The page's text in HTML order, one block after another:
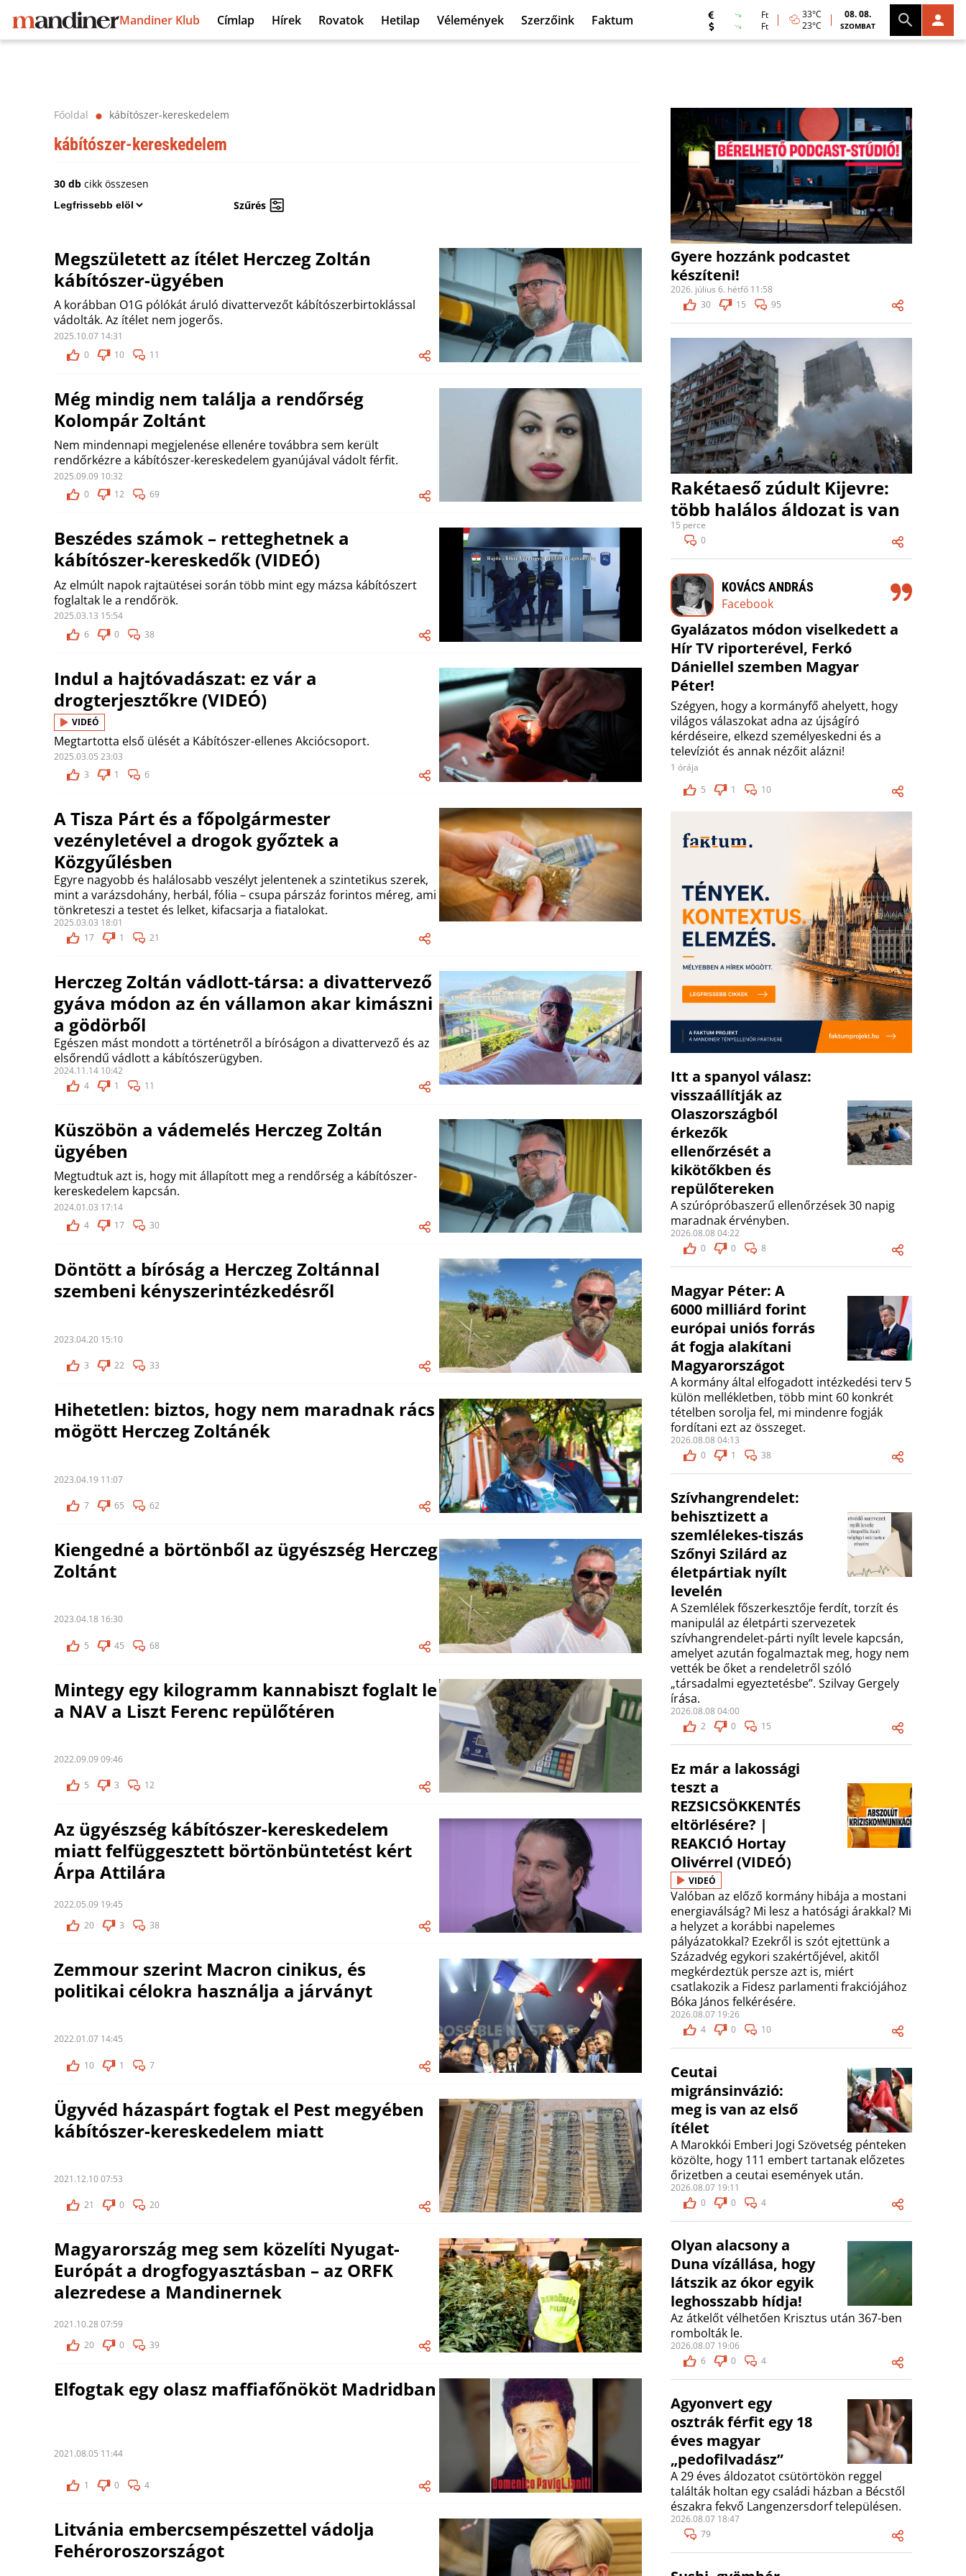
Mandiner Klub Címlap Hírek Rovatok Hetilap Vélemények Szerzőink Faktum
Ft
Ft
33°C
23°C
08. 08.
SZOMBAT
Főoldal ⬤ kábítószer-kereskedelem
kábítószer-kereskedelem
30 db cikk összesen
Szűrés
Megszületett az ítélet Herczeg Zoltán
kábítószer-ügyében
A korábban O1G pólókát áruló divattervezőt kábítószerbirtoklással
vádolták. Az ítélet nem jogerős.
2025.10.07 14:31
0
10 11
Még mindig nem találja a rendőrség
Kolompár Zoltánt
Nem mindennapi megjelenése ellenére továbbra sem került
rendőrkézre a kábítószer-kereskedelem gyanújával vádolt férfit.
2025.09.09 10:32
0
12 69
Beszédes számok – retteghetnek a
kábítószer-kereskedők (VIDEÓ)
Az elmúlt napok rajtaütései során több mint egy mázsa kábítószert
foglaltak le a rendőrök.
2025.03.13 15:54
6
0 38
Indul a hajtóvadászat: ez vár a
drogterjesztőkre (VIDEÓ)
VIDEÓ
Megtartotta első ülését a Kábítószer-ellenes Akciócsoport.
2025.03.05 23:03
3
1 6
A Tisza Párt és a főpolgármester
vezényletével a drogok győztek a
Közgyűlésben
Egyre nagyobb és halálosabb veszélyt jelentenek a szintetikus szerek,
mint a varázsdohány, herbál, fólia – csupa párszáz forintos méreg, ami
tönkreteszi a testet és lelket, kifacsarja a fiatalokat.
2025.03.03 18:01
17
1 21
Herczeg Zoltán vádlott-társa: a divattervező
gyáva módon az én vállamon akar kimászni
a gödörből
Egészen mást mondott a történetről a bíróságon a divattervező és az
elsőrendű vádlott a kábítószerügyben.
2024.11.14 10:42
4
1 11
Küszöbön a vádemelés Herczeg Zoltán
ügyében
Megtudtuk azt is, hogy mit állapított meg a rendőrség a kábítószer-
kereskedelem kapcsán.
2024.01.03 17:14
4
17 30
Döntött a bíróság a Herczeg Zoltánnal
szembeni kényszerintézkedésről
2023.04.20 15:10
3 22 33
Hihetetlen: biztos, hogy nem maradnak rács
mögött Herczeg Zoltánék
2023.04.19 11:07
7 65 62
Kiengedné a börtönből az ügyészség Herczeg
Zoltánt
2023.04.18 16:30
5 45 68
Mintegy egy kilogramm kannabiszt foglalt le
a NAV a Liszt Ferenc repülőtéren
2022.09.09 09:46
5 3 12
Az ügyészség kábítószer-kereskedelem
miatt felfüggesztett börtönbüntetést kért
Árpa Attilára
2022.05.09 19:45
20
3 38
Zemmour szerint Macron cinikus, és
politikai célokra használja a járványt
2022.01.07 14:45
10 1 7
Ügyvéd házaspárt fogtak el Pest megyében
kábítószer-kereskedelem miatt
2021.12.10 07:53
21 0 20
Magyarország meg sem közelíti Nyugat-
Európát a drogfogyasztásban – az ORFK
alezredese a Mandinernek
2021.10.28 07:59
20
0 39
Elfogtak egy olasz maffiafőnököt Madridban
2021.08.05 11:44
1 0 4
Litvánia embercsempészettel vádolja
Fehéroroszországot
Gyere hozzánk podcastet
készíteni!
2026. július 6. hétfő 11:58
30
15 95
Rakétaeső zúdult Kijevre:
több halálos áldozat is van
15 perce
0
KOVÁCS ANDRÁS
Facebook
Gyalázatos módon viselkedett a
Hír TV riporterével, Ferkó
Dániellel szemben Magyar
Péter!
Szégyen, hogy a kormányfő ahelyett, hogy
világos válaszokat adna az újságíró
kérdéseire, elkezd személyeskedni és a
televíziót és annak nézőit alázni!
1 órája
5
1 10
Itt a spanyol válasz:
visszaállítják az
Olaszországból
érkezők
ellenőrzését a
kikötőkben és
repülőtereken
A szúrópróbaszerű ellenőrzések 30 napig
maradnak érvényben.
2026.08.08 04:22
0
0 8
Magyar Péter: A
6000 milliárd forint
európai uniós forrás
át fogja alakítani
Magyarországot
A kormány által elfogadott intézkedési terv 5
külön mellékletben, több mint 60 konkrét
tételben sorolja fel, mi mindenre fogják
fordítani ezt az összeget.
2026.08.08 04:13
0
1 38
Szívhangrendelet:
behisztizett a
szemlélekes-tiszás
Szőnyi Szilárd az
életpártiak nyílt
levelén
A Szemlélek főszerkesztője ferdít, torzít és
manipulál az életpárti szervezetek
szívhangrendelet-párti nyílt levele kapcsán,
amelyet azután fogalmaztak meg, hogy nem
vették be őket a rendeletről szóló
„társadalmi egyeztetésbe”. Szilvay Gergely
írása.
2026.08.08 04:00
2
0 15
Ez már a lakossági
teszt a
REZSICSÖKKENTÉS
eltörlésére? |
REAKCIÓ Hortay
Olivérrel (VIDEÓ)
VIDEÓ
Valóban az előző kormány hibája a mostani
energiaválság? Mi lesz a hatósági árakkal? Mi
a helyzet a korábbi napelemes
pályázatokkal? Ezekről is szót ejtettünk a
Századvég egykori szakértőjével, akitől
megkérdeztük persze azt is, miért
csatlakozik a Fidesz parlamenti frakciójához
Bóka János felkérésére.
2026.08.07 19:26
4
0 10
Ceutai
migránsinvázió:
meg is van az első
ítélet
A Marokkói Emberi Jogi Szövetség pénteken
közölte, hogy 111 embert tartanak előzetes
őrizetben a ceutai események után.
2026.08.07 19:11
0
0 4
Olyan alacsony a
Duna vízállása, hogy
látszik az ókor egyik
leghosszabb hídja!
Az átkelőt vélhetően Krisztus után 367-ben
rombolták le.
2026.08.07 19:06
6
0 4
Agyonvert egy
osztrák férfit egy 18
éves magyar
„pedofilvadász”
A 29 éves áldozatot csütörtökön reggel
találták holtan egy családi házban a Bécstől
északra fekvő Langenzersdorf településen.
2026.08.07 18:47
79